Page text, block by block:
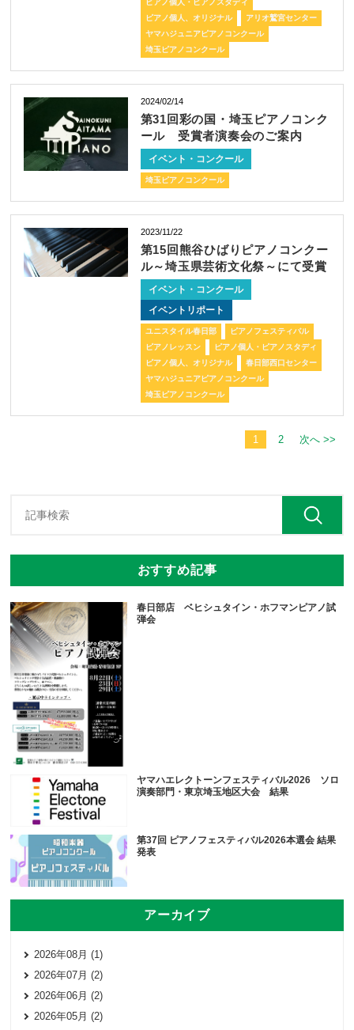
ピアノ個人・ピアノスタディ
ピアノ個人、オリジナル
アリオ鷲宮センター
ヤマハジュニアピアノコンクール
埼玉ピアノコンクール
2024/02/14
第31回彩の国・埼玉ピアノコンク
ール 受賞者演奏会のご案内
イベント・コンクール
埼玉ピアノコンクール
2023/11/22
第15回熊谷ひばりピアノコンクー
ル～埼玉県芸術文化祭～にて受賞
イベント・コンクール
イベントリポート
ユニスタイル春日部
ピアノフェスティバル
ピアノレッスン
ピアノ個人・ピアノスタディ
ピアノ個人、オリジナル
春日部西口センター
ヤマハジュニアピアノコンクール
埼玉ピアノコンクール
1 2 次へ >>
おすすめ記事
春日部店 ベヒシュタイン・ホフマンピアノ試
弾会
ヤマハエレクトーンフェスティバル2026 ソロ
演奏部門・東京埼玉地区大会 結果
第37回 ピアノフェスティバル2026本選会 結果
発表
アーカイブ
2026年08月 (1)
2026年07月 (2)
2026年06月 (2)
2026年05月 (2)